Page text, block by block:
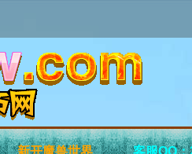
新开魔兽世界 客服QQ